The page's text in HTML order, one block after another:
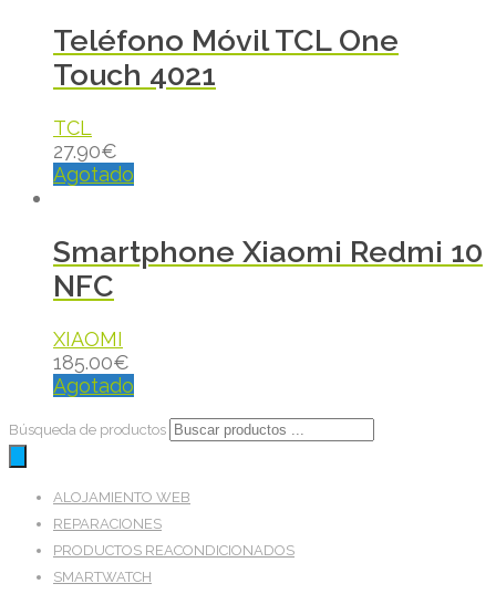
Teléfono Móvil TCL One
Touch 4021
TCL
27.90€
Agotado
Smartphone Xiaomi Redmi 10
NFC
XIAOMI
185.00€
Agotado
Búsqueda de productos
ALOJAMIENTO WEB
REPARACIONES
PRODUCTOS REACONDICIONADOS
SMARTWATCH